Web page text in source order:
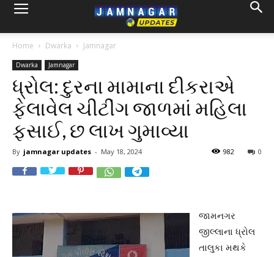
Home Dwarka Jamnagar
Dwarka Jamnagar
ધ્રોલ: દુરના મામાના દીકરાએ
ફેલાવેલ ચીટીંગ જાળમાં મહિલા
ફસાઈ, છ લાખ ગુમાવ્યા
By jamnagar updates - May 18, 2024 0
982
જામનગર
જીલ્લાના ધ્રોલ
તાલુકા મથકે